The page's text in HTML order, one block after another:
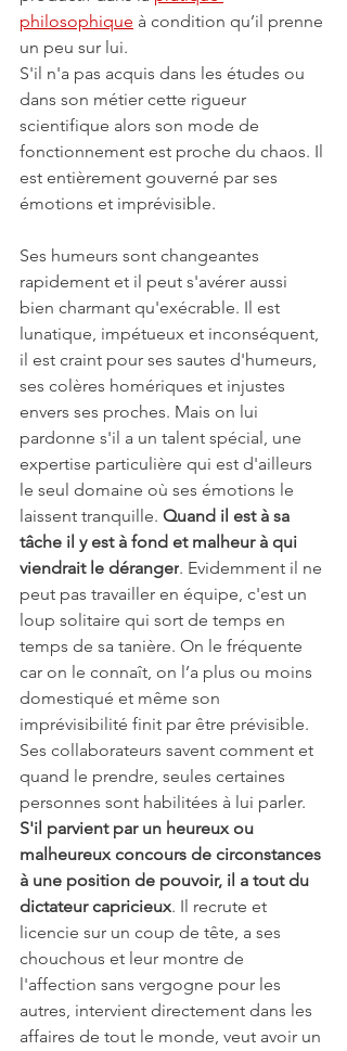
philosophique à condition qu’il prenne
un peu sur lui.
S'il n'a pas acquis dans les études ou
dans son métier cette rigueur
scientifique alors son mode de
fonctionnement est proche du chaos. Il
est entièrement gouverné par ses
émotions et imprévisible.
Ses humeurs sont changeantes
rapidement et il peut s'avérer aussi
bien charmant qu'exécrable. Il est
lunatique, impétueux et inconséquent,
il est craint pour ses sautes d'humeurs,
ses colères homériques et injustes
envers ses proches. Mais on lui
pardonne s'il a un talent spécial, une
expertise particulière qui est d'ailleurs
le seul domaine où ses émotions le
laissent tranquille. Quand il est à sa
tâche il y est à fond et malheur à qui
viendrait le déranger. Evidemment il ne
peut pas travailler en équipe, c'est un
loup solitaire qui sort de temps en
temps de sa tanière. On le fréquente
car on le connaît, on l’a plus ou moins
domestiqué et même son
imprévisibilité finit par être prévisible.
Ses collaborateurs savent comment et
quand le prendre, seules certaines
personnes sont habilitées à lui parler.
S'il parvient par un heureux ou
malheureux concours de circonstances
à une position de pouvoir, il a tout du
dictateur capricieux. Il recrute et
licencie sur un coup de tête, a ses
chouchous et leur montre de
l'affection sans vergogne pour les
autres, intervient directement dans les
affaires de tout le monde, veut avoir un